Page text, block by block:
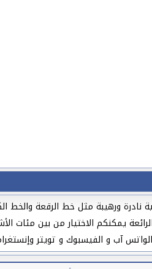
ورهيبة مثل خط الرقعة والخط
يمكنكم الاختيار من بين
آب و الفيسبوك و تويتر